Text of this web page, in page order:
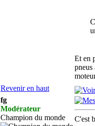
Et en
pneus
Revenir en haut
fg
Modérateur
Champion du monde
C'est